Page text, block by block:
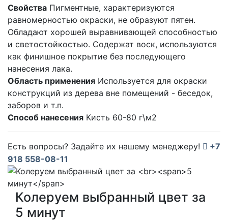
Свойства Пигментные, характеризуются
равномерностью окраски, не образуют пятен.
Обладают хорошей выравнивающей способностью
и светостойкостью. Содержат воск, используются
как финишное покрытие без последующего
нанесения лака.
Область применения Используется для окраски
конструкций из дерева вне помещений - беседок,
заборов и т.п.
Способ нанесения Кисть 60-80 г\м2
Есть вопросы? Задайте их нашему менеджеру!
+7
918 558-08-11
Колеруем выбранный цвет за
5 минут